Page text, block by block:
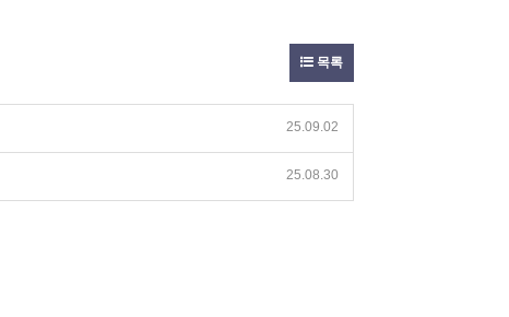
목록
25.09.02
25.08.30